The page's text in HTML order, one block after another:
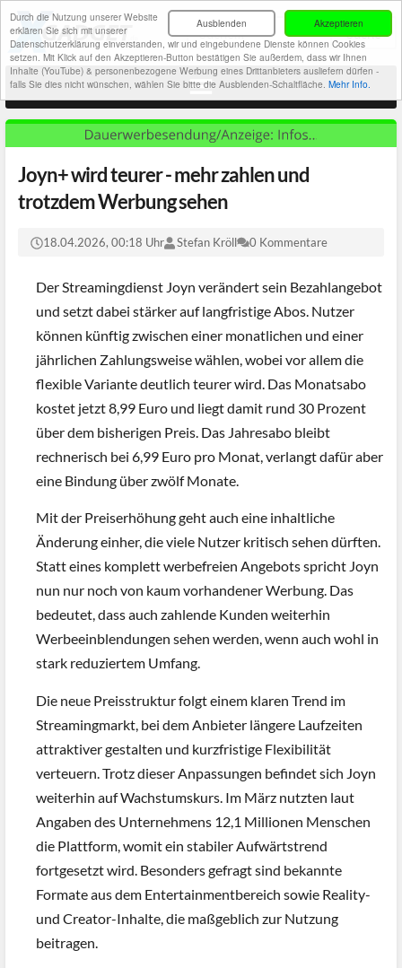
Akzeptieren
Ausblenden
Durch die Nutzung unserer Website
erklären Sie sich mit unserer
Datenschutzerklärung einverstanden, wir und eingebundene Dienste können Cookies
setzen. Mit Klick auf den Akzeptieren-Button bestätigen Sie außerdem, dass wir Ihnen
Inhalte (YouTube) & personenbezogene Werbung eines Drittanbieters ausliefern dürfen -
falls Sie dies nicht wünschen, wählen Sie bitte die Ausblenden-Schaltfläche. Mehr Info.
Joyn+ wird teurer - mehr zahlen und
trotzdem Werbung sehen
18.04.2026, 00:18 Uhr Stefan Kröll 0 Kommentare
Der Streamingdienst Joyn verändert sein Bezahlangebot
und setzt dabei stärker auf langfristige Abos. Nutzer
können künftig zwischen einer monatlichen und einer
jährlichen Zahlungsweise wählen, wobei vor allem die
flexible Variante deutlich teurer wird. Das Monatsabo
kostet jetzt 8,99 Euro und liegt damit rund 30 Prozent
über dem bisherigen Preis. Das Jahresabo bleibt
rechnerisch bei 6,99 Euro pro Monat, verlangt dafür aber
eine Bindung über zwölf Monate.
Mit der Preiserhöhung geht auch eine inhaltliche
Änderung einher, die viele Nutzer kritisch sehen dürften.
Statt eines komplett werbefreien Angebots spricht Joyn
nun nur noch von kaum vorhandener Werbung. Das
bedeutet, dass auch zahlende Kunden weiterhin
Werbeeinblendungen sehen werden, wenn auch wohl in
stark reduziertem Umfang.
Die neue Preisstruktur folgt einem klaren Trend im
Streamingmarkt, bei dem Anbieter längere Laufzeiten
attraktiver gestalten und kurzfristige Flexibilität
verteuern. Trotz dieser Anpassungen befindet sich Joyn
weiterhin auf Wachstumskurs. Im März nutzten laut
Angaben des Unternehmens 12,1 Millionen Menschen
die Plattform, womit ein stabiler Aufwärtstrend
fortgesetzt wird. Besonders gefragt sind bekannte
Formate aus dem Entertainmentbereich sowie Reality-
und Creator-Inhalte, die maßgeblich zur Nutzung
beitragen.